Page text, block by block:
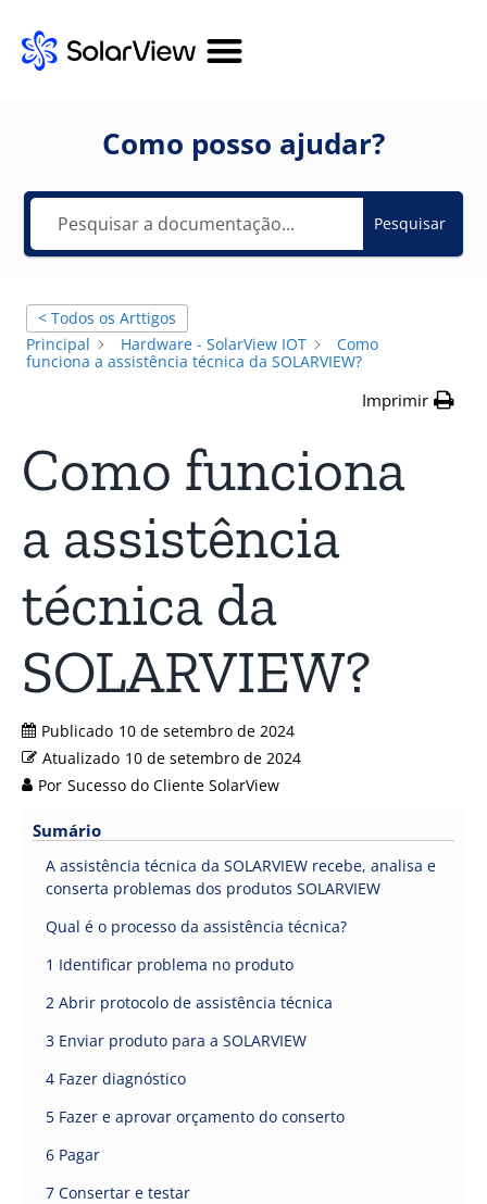
Como posso ajudar?
Pesquisar
< Todos os Arttigos
Principal
Hardware - SolarView IOT
Como
funciona a assistência técnica da SOLARVIEW?
Imprimir
Como funciona
a assistência
técnica da
SOLARVIEW?
Publicado 10 de setembro de 2024
Atualizado 10 de setembro de 2024
Por Sucesso do Cliente SolarView
Sumário
A assistência técnica da SOLARVIEW recebe, analisa e
conserta problemas dos produtos SOLARVIEW
Qual é o processo da assistência técnica?
1 Identificar problema no produto
2 Abrir protocolo de assistência técnica
3 Enviar produto para a SOLARVIEW
4 Fazer diagnóstico
5 Fazer e aprovar orçamento do conserto
6 Pagar
7 Consertar e testar